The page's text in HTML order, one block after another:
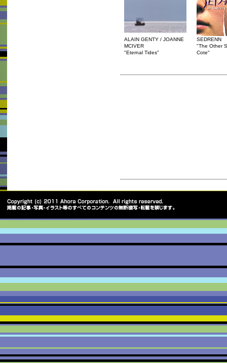
ALAIN GENTY / JOANNE
MCIVER
"Eternal Tides"
SEDRENN
"The Other
Cote"